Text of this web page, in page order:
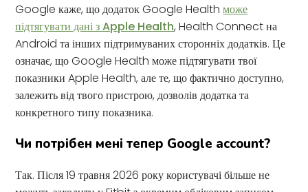
Google каже, що додаток Google Healthможе
підтягувати дані з Apple Health, Health Connect на
Android та інших підтримуваних сторонніх додатків. Це
означає, що Google Health може підтягувати твої
показники Apple Health, але те, що фактично доступно,
залежить від твого пристрою, дозволів додатка та
конкретного типу показника.
Чи потрібен мені тепер Google account?
Так. Після 19 травня 2026 року користувачі більше не